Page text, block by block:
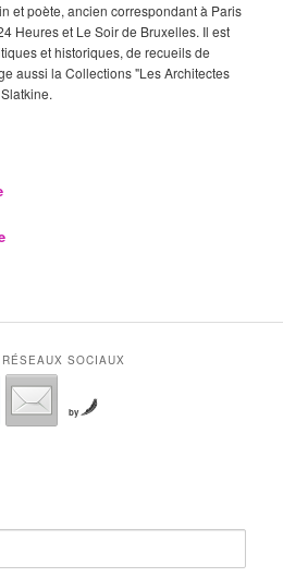
et poète, ancien correspondant à Paris
Heures et Le Soir de Bruxelles. Il est
et historiques, de recueils de
aussi la Collections "Les Architectes
SOCIAUX
by